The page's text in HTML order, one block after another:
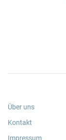
Über uns
Kontakt
Impressum